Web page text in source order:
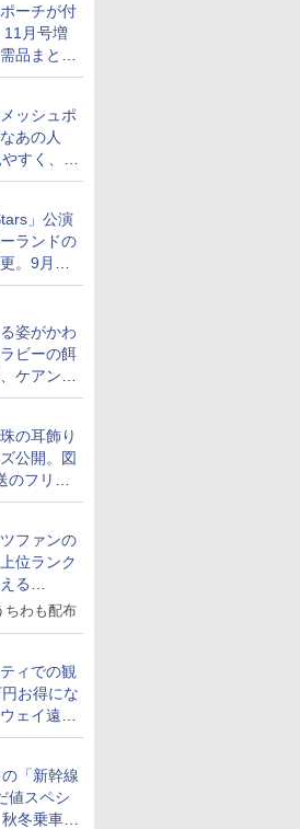
ーチが付
11月号増
品まとま
ッシュポ
あの人
すく、温
」公演
ランドの
。9月か
ごろに
姿がかわ
ビーの餌
ケアンズ
日本語ガ
加してみ
の耳飾り
公開。図
フリー
ンドコラ
ファンの
位ランク
る
タンプラ
ちわも配布
ィでの観
お得にな
ェイ遠征
「新幹線
値スペシ
冬乗車